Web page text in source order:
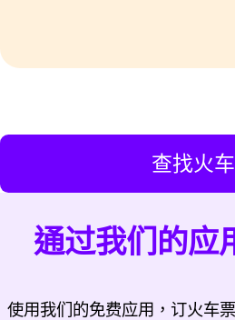
查找火
通过我们的应
使用我们的免费应用，订火车